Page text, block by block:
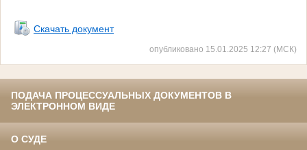
Скачать документ
опубликовано 15.01.2025 12:27 (МСК)
ПОДАЧА ПРОЦЕССУАЛЬНЫХ ДОКУМЕНТОВ В
ЭЛЕКТРОННОМ ВИДЕ
О СУДЕ